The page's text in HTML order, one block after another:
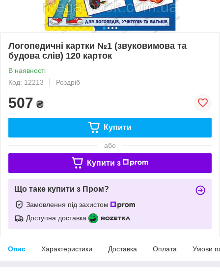
Логопедичні картки №1 (звуковимова та
будова слів) 120 карток
В наявності
Код: 12213
Роздріб
507 ₴
Купити
або
Купити з
Що таке купити з Пром?
Замовлення під захистом
Доступна доставка
Опис Характеристики Доставка Оплата Умови